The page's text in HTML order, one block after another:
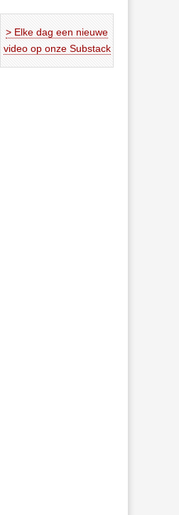
> Elke dag een nieuwe
video op onze Substack